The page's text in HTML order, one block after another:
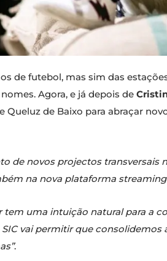
de futebol, mas sim das
Agora, e já depois de
Queluz de Baixo para abraçar
de novos projectos transversais
na nova plataforma streaming
tem uma intuição natural para a
vai permitir que
.